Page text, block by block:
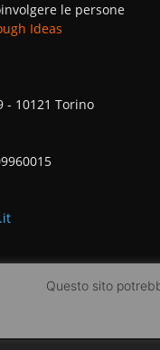
le persone
Ideas
- 10121 Torino
Questo sito